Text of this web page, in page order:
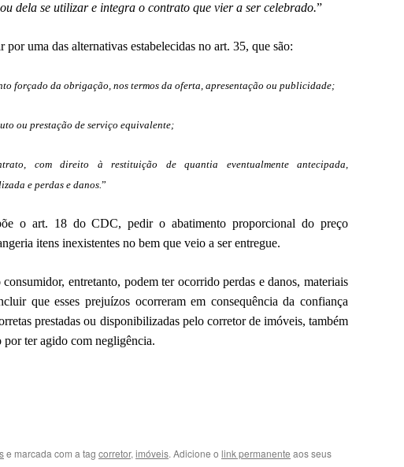
dela se utilizar e integra o contrato que vier a ser celebrado.”
por uma das alternativas estabelecidas no art. 35, que são:
forçado da obrigação, nos termos da oferta, apresentação ou publicidade;
ou prestação de serviço equivalente;
com direito à restituição de quantia eventualmente antecipada,
e perdas e danos.”
o art. 18 do CDC, pedir o abatimento proporcional do preço
itens inexistentes no bem que veio a ser entregue.
entretanto, podem ter ocorrido perdas e danos, materiais
que esses prejuízos ocorreram em consequência da confiança
prestadas ou disponibilizadas pelo corretor de imóveis, também
por ter agido com negligência.
e marcada com a tag corretor, imóveis. Adicione o link permanente aos seus